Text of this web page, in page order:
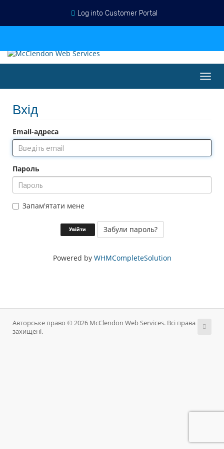
Log into Customer Portal
Вхід
Email-адреса
Пароль
Запам'ятати мене
Забули пароль?
Powered by WHMCompleteSolution
Авторське право © 2026 McClendon Web Services. Всі права
захищені.